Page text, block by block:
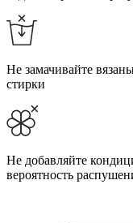
Не замачивайте
стирки
Не добавляйте
вероятность